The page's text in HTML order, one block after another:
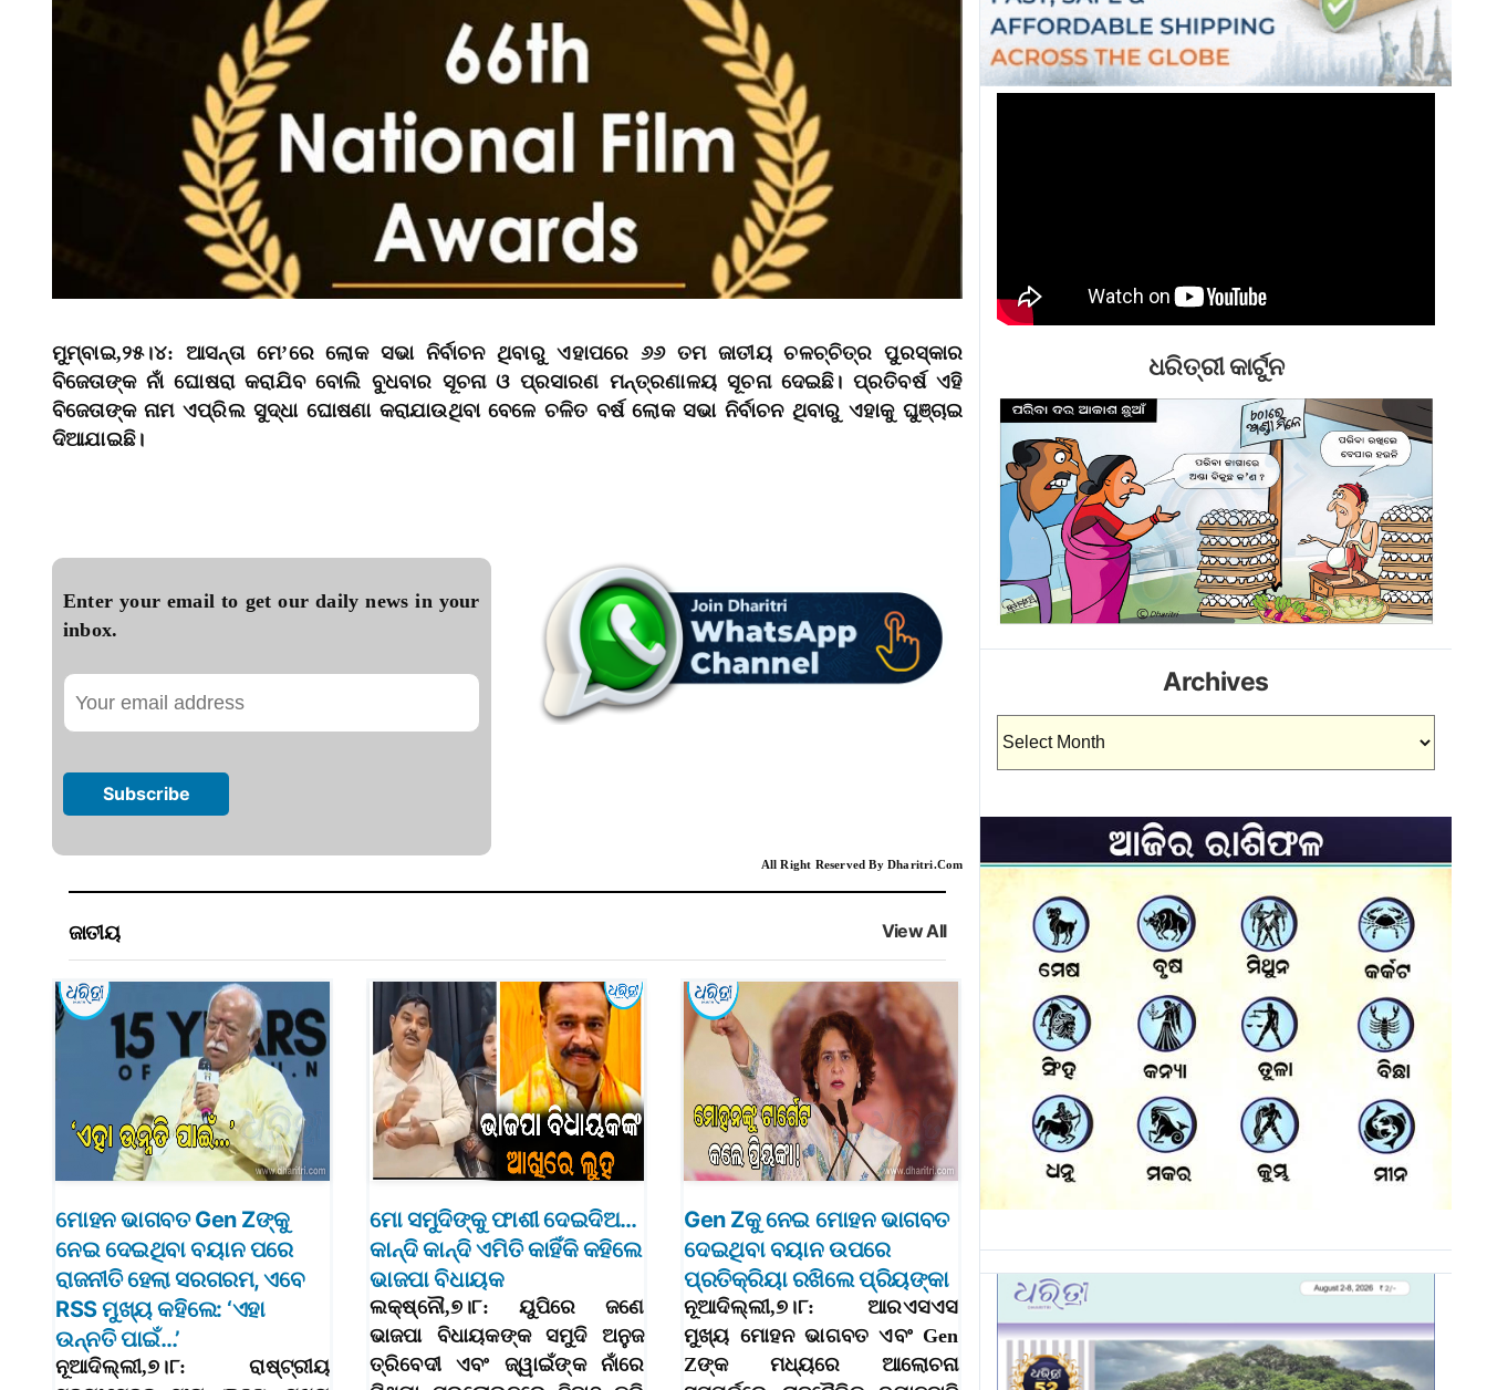
ମୁମ୍ବାଇ,୨୫।୪: ଆସନ୍ତା ମେ’ରେ ଲୋକ ସଭା ନିର୍ବାଚନ ଥିବାରୁ ଏହାପରେ ୬୬ ତମ ଜାତୀୟ ଚଳଚ୍ଚିତ୍ର ପୁରସ୍କାର
ବିଜେତାଙ୍କ ନାଁ ଘୋଷରା କରାଯିବ ବୋଲି ବୁଧବାର ସୂଚନା ଓ ପ୍ରସାରଣ ମନ୍ତ୍ରଣାଳୟ ସୂଚନା ଦେଇଛି। ପ୍ରତିବର୍ଷ ଏହି
ବିଜେତାଙ୍କ ନାମ ଏପ୍ରିଲ ସୁଦ୍ଧା ଘୋଷଣା କରାଯାଉଥିବା ବେଳେ ଚଳିତ ବର୍ଷ ଲୋକ ସଭା ନିର୍ବାଚନ ଥିବାରୁ ଏହାକୁ ଘୁଞ୍ଚାଇ
ଦିଆଯାଇଛି।
Enter your email to get our daily news in your
inbox.
All Right Reserved By Dharitri.Com
ଜାତୀୟ View All
ମୋହନ ଭାଗବତ Gen Zଙ୍କୁ
ନେଇ ଦେଇଥିବା ବୟାନ ପରେ
ରାଜନୀତି ହେଲା ସରଗରମ, ଏବେ
RSS ମୁଖ୍ୟ କହିଲେ: ‘ଏହା
ଉନ୍ନତି ପାଇଁ…’
ନୂଆଦିଲ୍ଲୀ,୭।୮: ରାଷ୍ଟ୍ରୀୟ
ମୋ ସମୁଦିଙ୍କୁ ଫାଶୀ ଦେଇଦିଅ…
କାନ୍ଦି କାନ୍ଦି ଏମିତି କାହିଁକି କହିଲେ
ଭାଜପା ବିଧାୟକ
ଲକ୍ଷ୍ନୌ,୭।୮: ୟୁପିରେ ଜଣେ
ଭାଜପା ବିଧାୟକଙ୍କ ସମୁଦି ଅନୁଜ
ତ୍ରିବେଦୀ ଏବଂ ଜ୍ୱାଇଁଙ୍କ ନାଁରେ
Gen Zକୁ ନେଇ ମୋହନ ଭାଗବତ
ଦେଇଥିବା ବୟାନ ଉପରେ
ପ୍ରତିକ୍ରିୟା ରଖିଲେ ପ୍ରିୟଙ୍କା
ନୂଆଦିଲ୍ଲୀ,୭।୮: ଆରଏସଏସ
ମୁଖ୍ୟ ମୋହନ ଭାଗବତ ଏବଂ Gen
Zଙ୍କ ମଧ୍ୟରେ ଆଲୋଚନା
ଧରିତ୍ରୀ କାର୍ଟୁନ
Archives
Archives